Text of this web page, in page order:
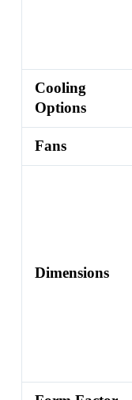
Cooling
Options
Fans
Dimensions